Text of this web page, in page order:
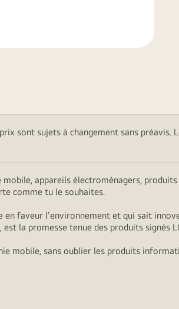
sont sujets à changement sans préavis.
appareils électroménagers,
comme tu le souhaites.
faveur l'environnement et qui sait
la promesse tenue des produits signés
mobile, sans oublier les produits